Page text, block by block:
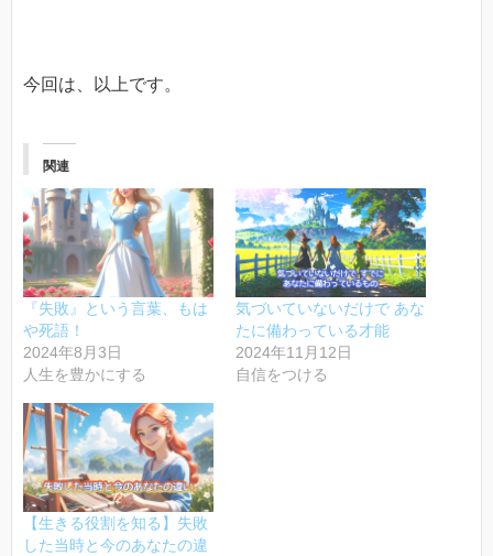
今回は、以上です。
関連
『失敗』という言葉、もは
や死語！
2024年8月3日
人生を豊かにする
気づいていないだけで あな
たに備わっている才能
2024年11月12日
自信をつける
【生きる役割を知る】失敗
した当時と今のあなたの違